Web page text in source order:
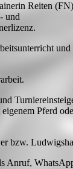
Reiten
und
Pferd
bzw.
Anruf,